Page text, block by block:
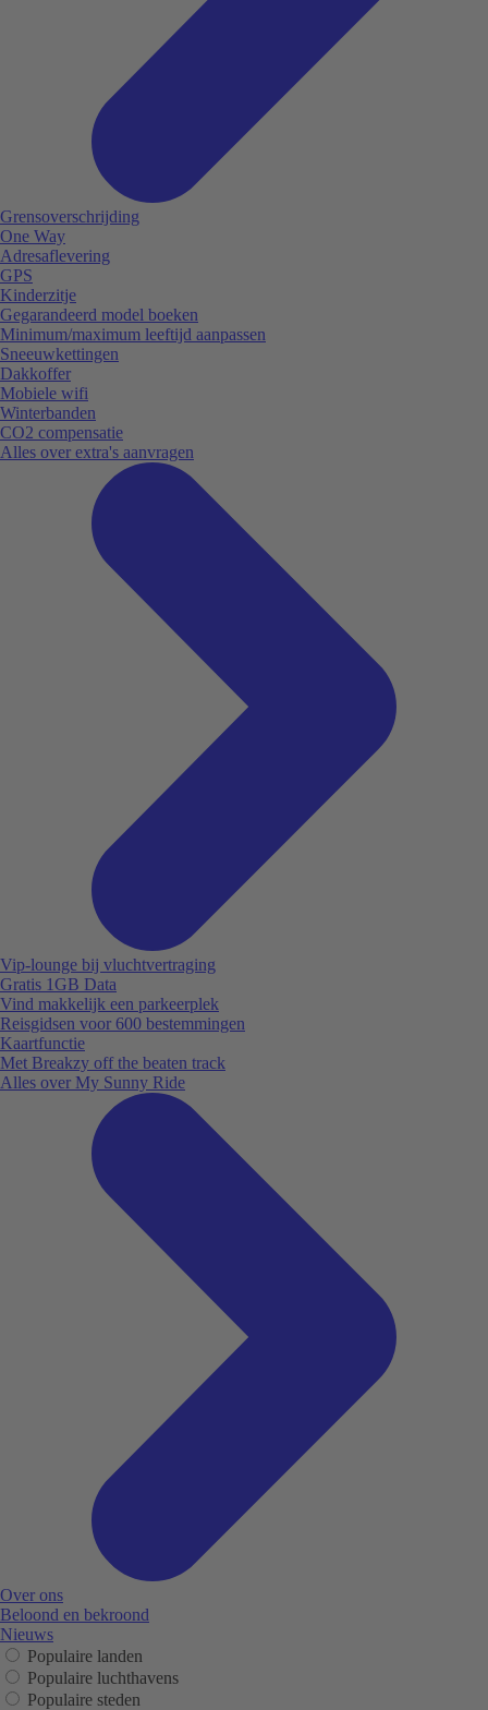
Grensoverschrijding
One Way
Adresaflevering
GPS
Kinderzitje
Gegarandeerd model boeken
Minimum/maximum leeftijd aanpassen
Sneeuwkettingen
Dakkoffer
Mobiele wifi
Winterbanden
CO2 compensatie
Alles over extra's aanvragen
Vip-lounge bij vluchtvertraging
Gratis 1GB Data
Vind makkelijk een parkeerplek
Reisgidsen voor 600 bestemmingen
Kaartfunctie
Met Breakzy off the beaten track
Alles over My Sunny Ride
Over ons
Beloond en bekroond
Nieuws
Populaire landen
Populaire luchthavens
Populaire steden